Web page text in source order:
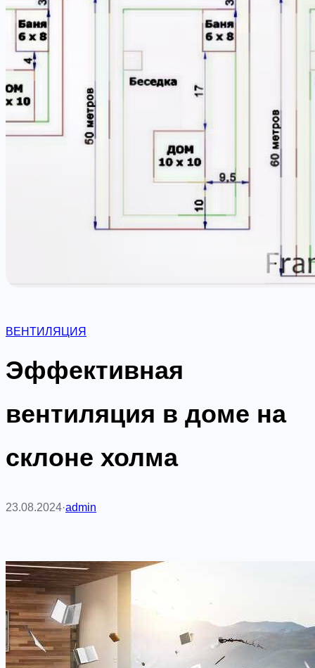
ВЕНТИЛЯЦИЯ
Эффективная
вентиляция в доме на
склоне холма
23.08.2024·admin